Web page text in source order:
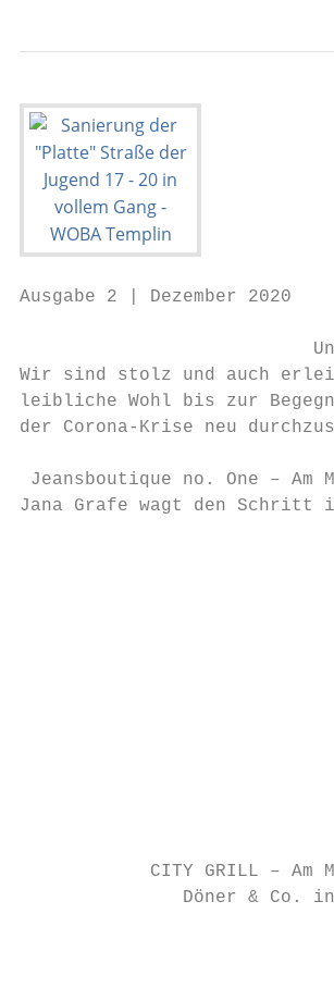
Ausgabe 2 | Dezember
Wir sind stolz und auch
leibliche Wohl bis zur
der Corona-Krise neu
Jeansboutique no.
Jana Grafe wagt den
CITY GRILL – Am
Döner & Co.